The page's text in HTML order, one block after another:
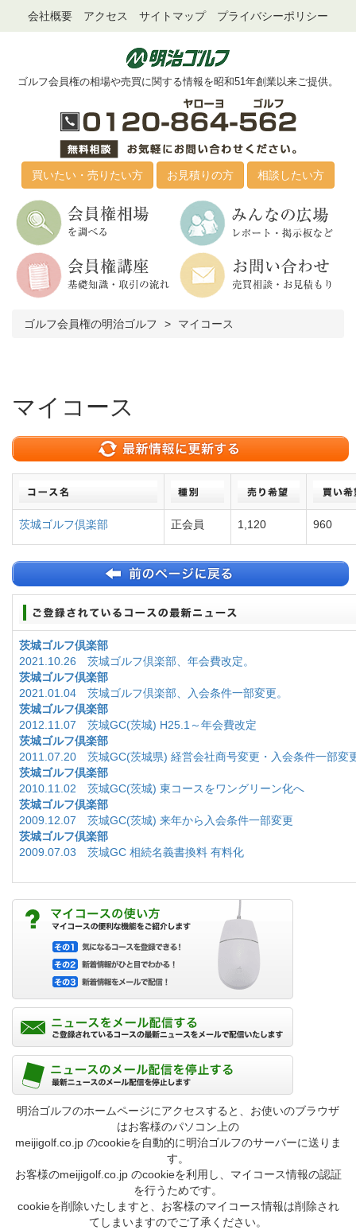
会社概要 アクセス サイトマップ プライバシーポリシー
ゴルフ会員権の相場や売買に関する情報を昭和51年創業以来ご提供。
買いたい・売りたい方 お見積りの方 相談したい方
ゴルフ会員権の明治ゴルフ マイコース
マイコース
茨城ゴルフ倶楽部 正会員 1,120 960
茨城ゴルフ倶楽部
2021.10.26 茨城ゴルフ倶楽部、年会費改定。
茨城ゴルフ倶楽部
2021.01.04 茨城ゴルフ倶楽部、入会条件一部変更。
茨城ゴルフ倶楽部
2012.11.07 茨城GC(茨城) H25.1～年会費改定
茨城ゴルフ倶楽部
2011.07.20 茨城GC(茨城県) 経営会社商号変更・入会条件一部変
茨城ゴルフ倶楽部
2010.11.02 茨城GC(茨城) 東コースをワングリーン化へ
茨城ゴルフ倶楽部
2009.12.07 茨城GC(茨城) 来年から入会条件一部変更
茨城ゴルフ倶楽部
2009.07.03 茨城GC 相続名義書換料 有料化
明治ゴルフのホームページにアクセスすると、お使いのブラウザ
はお客様のパソコン上の
meijigolf.co.jp のcookieを自動的に明治ゴルフのサーバーに送りま
す。
お客様のmeijigolf.co.jp のcookieを利用し、マイコース情報の認証
を行うためです。
cookieを削除いたしますと、お客様のマイコース情報は削除され
てしまいますのでご了承ください。